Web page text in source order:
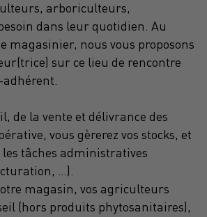
arboriculteurs,
dans leur quotidien. Au
magasinier, nous vous proposons
sur ce lieu de rencontre
de la vente et délivrance des
vous gèrerez vos stocks, et
tâches administratives
…).
magasin, vos agriculteurs
(hors produits phytosanitaires),